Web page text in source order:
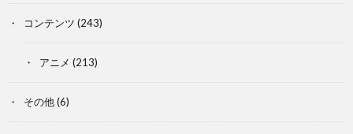
コンテンツ (243)
アニメ (213)
その他(6)